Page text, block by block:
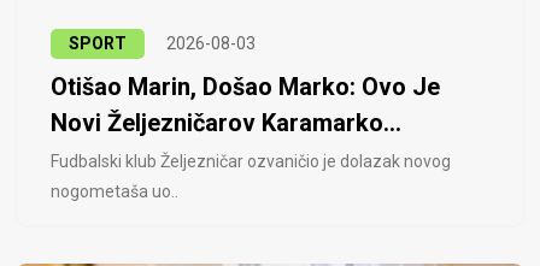
SPORT 2026-08-03
Otišao Marin, Došao Marko: Ovo Je
Novi Željezničarov Karamarko...
Fudbalski klub Željezničar ozvaničio je dolazak novog
nogometaša uo..